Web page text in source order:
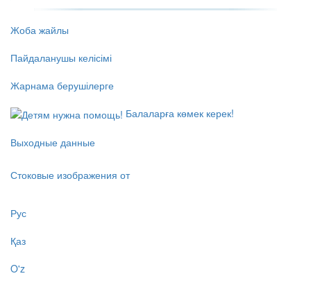
Жоба жайлы
Пайдаланушы келісімі
Жарнама берушілерге
Балаларға көмек керек!
Выходные данные
Стоковые изображения от
Рус
Қаз
O'z